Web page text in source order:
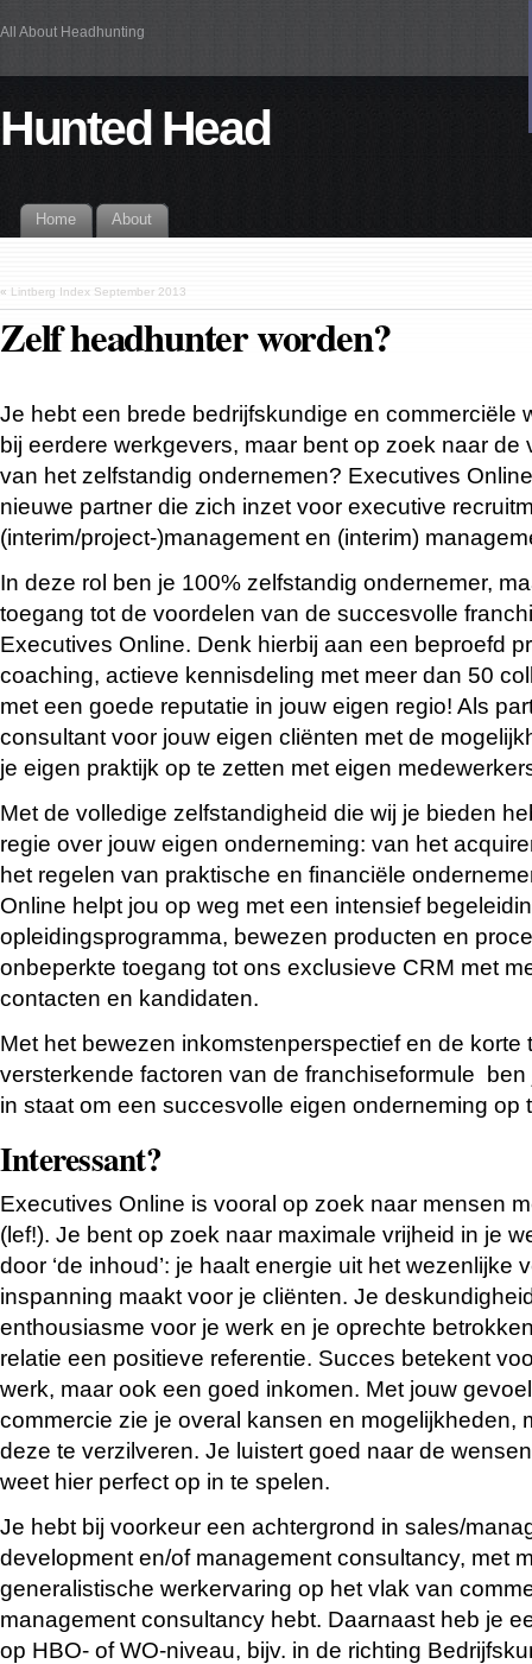
All About Headhunting
Hunted Head
Home About
« Lintberg Index September 2013
Zelf headhunter worden?
Je hebt een brede bedrijfskundige en commerciële
bij eerdere werkgevers, maar bent op zoek naar de
van het zelfstandig ondernemen? Executives
nieuwe partner die zich inzet voor executive
(interim/project-)management en (interim)
In deze rol ben je 100% zelfstandig ondernemer,
toegang tot de voordelen van de succesvolle
Executives Online. Denk hierbij aan een beproefd
coaching, actieve kennisdeling met meer dan 50
met een goede reputatie in jouw eigen regio! Als
consultant voor jouw eigen cliënten met de
je eigen praktijk op te zetten met eigen
Met de volledige zelfstandigheid die wij je bieden
regie over jouw eigen onderneming: van het
het regelen van praktische en financiële
Online helpt jou op weg met een intensief
opleidingsprogramma, bewezen producten en
onbeperkte toegang tot ons exclusieve CRM met
contacten en kandidaten.
Met het bewezen inkomstenperspectief en de korte
versterkende factoren van de franchiseformule
in staat om een succesvolle eigen onderneming op
Interessant?
Executives Online is vooral op zoek naar mensen
(lef!). Je bent op zoek naar maximale vrijheid in je
door ‘de inhoud’: je haalt energie uit het wezenlijke
inspanning maakt voor je cliënten. Je
enthousiasme voor je werk en je oprechte
relatie een positieve referentie. Succes betekent
werk, maar ook een goed inkomen. Met jouw
commercie zie je overal kansen en mogelijkheden,
deze te verzilveren. Je luistert goed naar de
weet hier perfect op in te spelen.
Je hebt bij voorkeur een achtergrond in sales/
development en/of management consultancy, met
generalistische werkervaring op het vlak van
management consultancy hebt. Daarnaast heb je
op HBO- of WO-niveau, bijv. in de richting